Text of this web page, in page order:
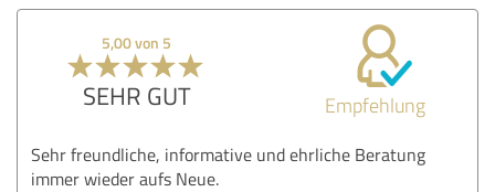
5,00 von 5
SEHR GUT Empfehlung
Sehr freundliche, informative und ehrliche Beratung
immer wieder aufs Neue.